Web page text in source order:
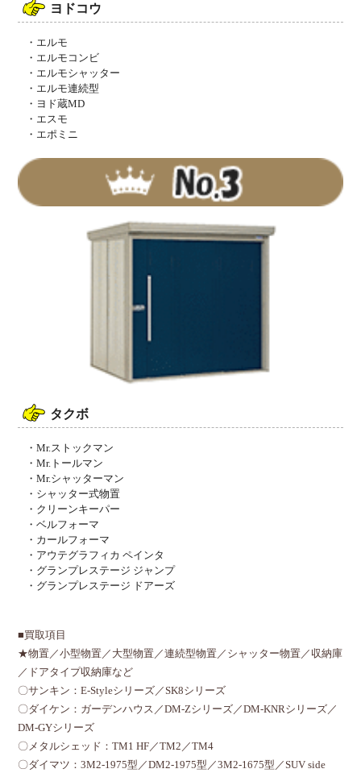
ヨドコウ
・エルモ
・エルモコンビ
・エルモシャッター
・エルモ連続型
・ヨド蔵MD
・エスモ
・エポミニ
タクボ
・Mr.ストックマン
・Mr.トールマン
・Mr.シャッターマン
・シャッター式物置
・クリーンキーパー
・ベルフォーマ
・カールフォーマ
・アウテグラフィカ ペインタ
・グランプレステージ ジャンプ
・グランプレステージ ドアーズ
■買取項目
★物置／小型物置／大型物置／連続型物置／シャッター物置／収納庫
／ドアタイプ収納庫など
〇サンキン：E-Styleシリーズ／SK8シリーズ
〇ダイケン：ガーデンハウス／DM-Zシリーズ／DM-KNRシリーズ／
DM-GYシリーズ
〇メタルシェッド：TM1 HF／TM2／TM4
〇ダイマツ：3M2-1975型／DM2-1975型／3M2-1675型／SUV side